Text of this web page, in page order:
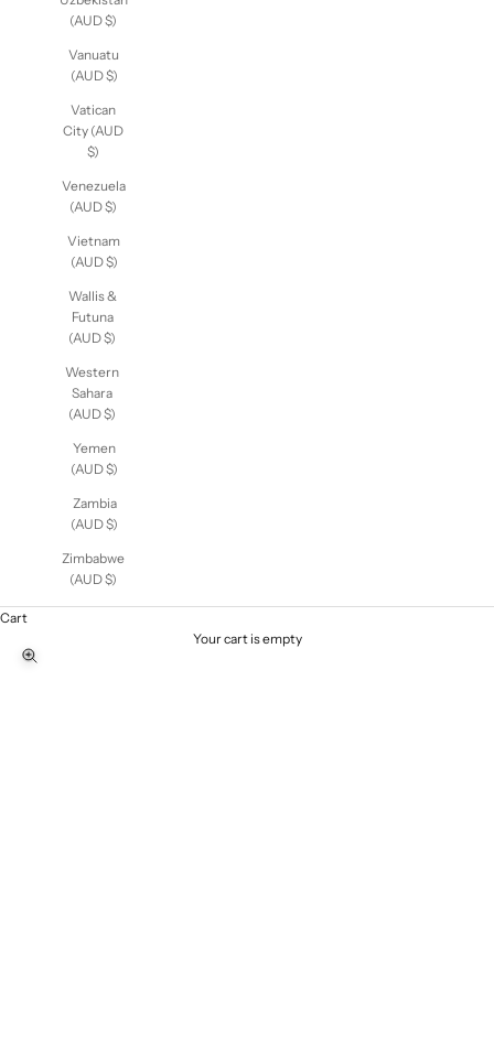
(AUD $)
Vanuatu
(AUD $)
Vatican
City (AUD
$)
Venezuela
(AUD $)
Vietnam
(AUD $)
Wallis &
Futuna
(AUD $)
Western
Sahara
(AUD $)
Yemen
(AUD $)
Zambia
(AUD $)
Zimbabwe
(AUD $)
Cart
Your cart is empty
Zoom picture